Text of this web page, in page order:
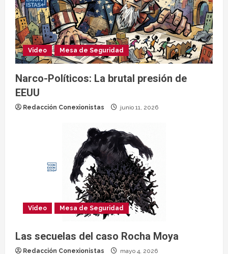
Video Mesa de Seguridad
Narco-Políticos: La brutal presión de
EEUU
Redacción Conexionistas junio 11, 2026
Video Mesa de Seguridad
Las secuelas del caso Rocha Moya
Redacción Conexionistas mayo 4, 2026